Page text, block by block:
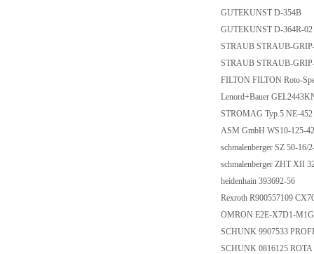
GUTEKUNST D-354B
GUTEKUNST D-364R-
STRAUB STRAUB-
STRAUB STRAUB-
FILTON FILTON Roto-
Lenord+Bauer
STROMAG Typ.5 NE-
ASM GmbH WS10-125-
schmalenberger SZ 50-
schmalenberger ZHT XII
heidenhain 393692-56
Rexroth R900557109
OMRON E2E-X7D1-
SCHUNK 9907533
SCHUNK 0816125